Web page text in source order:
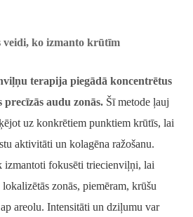
ko izmanto krūtīm
terapija piegādā koncentrētus
precīzās audu zonās. Šī metode ļauj
uz konkrētiem punktiem krūtīs, lai
aktivitāti un kolagēna ražošanu.
izmantoti fokusēti triecienviļņi, lai
zonās, piemēram, krūšu
areolu. Intensitāti un dziļumu var